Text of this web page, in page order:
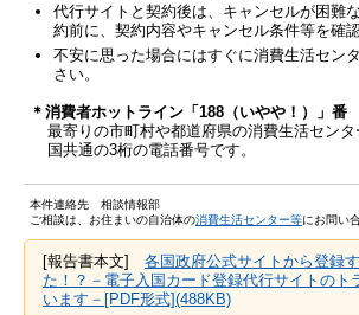
代行サイトと契約後は、キャンセルが困難
約前に、契約内容やキャンセル条件等を確
不安に思った場合にはすぐに消費生活セン
さい。
＊消費者ホットライン「188（いやや！）」番
最寄りの市町村や都道府県の消費生活セン
国共通の3桁の電話番号です。
本件連絡先 相談情報部
ご相談は、お住まいの自治体の消費生活センター等にお問い
[報告書本文] 各国政府公式サイトから登録
た！？－電子入国カード登録代行サイトのト
います－[PDF形式](488KB)